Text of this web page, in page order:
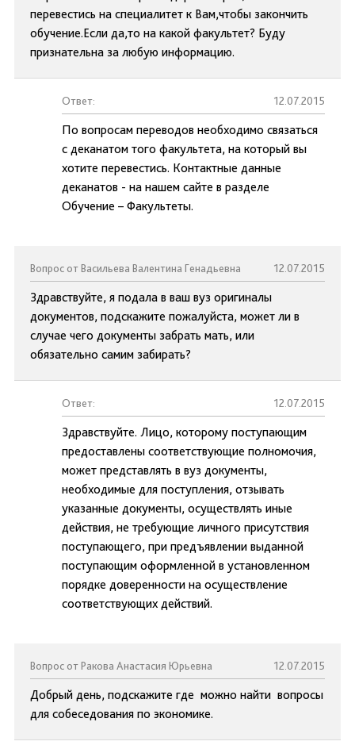
перевестись на специалитет к Вам,чтобы закончить
обучение.Если да,то на какой факультет? Буду
признательна за любую информацию.
Ответ: 12.07.2015
По вопросам переводов необходимо связаться
с деканатом того факультета, на который вы
хотите перевестись. Контактные данные
деканатов - на нашем сайте в разделе
Обучение – Факультеты.
Вопрос от Васильева Валентина Генадьевна 12.07.2015
Здравствуйте, я подала в ваш вуз оригиналы
документов, подскажите пожалуйста, может ли в
случае чего документы забрать мать, или
обязательно самим забирать?
Ответ: 12.07.2015
Здравствуйте. Лицо, которому поступающим
предоставлены соответствующие полномочия,
может представлять в вуз документы,
необходимые для поступления, отзывать
указанные документы, осуществлять иные
действия, не требующие личного присутствия
поступающего, при предъявлении выданной
поступающим оформленной в установленном
порядке доверенности на осуществление
соответствующих действий.
Вопрос от Ракова Анастасия Юрьевна 12.07.2015
Добрый день, подскажите где можно найти вопросы
для собеседования по экономике.